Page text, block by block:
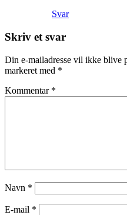
Svar
Skriv et svar
Din e-mailadresse vil ikke blive
markeret med *
Kommentar *
Navn *
E-mail *